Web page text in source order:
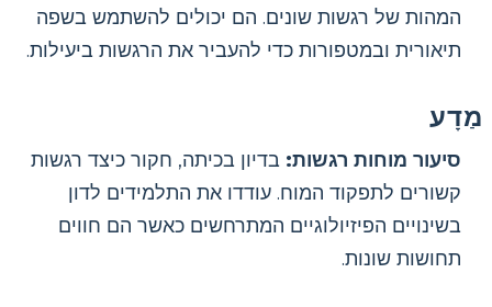
המהות של רגשות שונים. הם יכולים להשתמש בשפה
תיאורית ובמטפורות כדי להעביר את הרגשות ביעילות.
מַדָע
סיעור מוחות רגשות: בדיון בכיתה, חקור כיצד רגשות
קשורים לתפקוד המוח. עודדו את התלמידים לדון
בשינויים הפיזיולוגיים המתרחשים כאשר הם חווים
תחושות שונות.